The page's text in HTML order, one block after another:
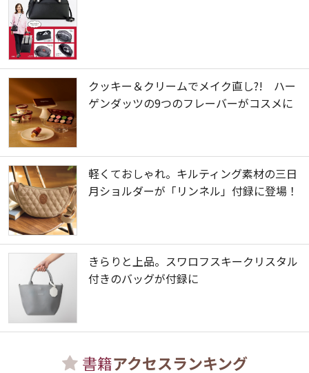
クッキー＆クリームでメイク直し?! ハー
ゲンダッツの9つのフレーバーがコスメに
軽くておしゃれ。キルティング素材の三日
月ショルダーが「リンネル」付録に登場！
きらりと上品。スワロフスキークリスタル
付きのバッグが付録に
書籍アクセスランキング